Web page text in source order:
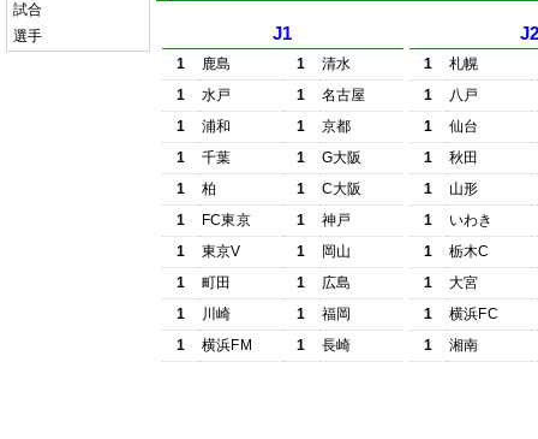
試合
選手
J1
1 鹿島 1
清水
1
水戸 1
名古屋
1
浦和 1
京都
1
千葉 1
G大阪
1
柏 1
C大阪
1
FC東京 1
神戸
1
東京V 1
岡山
1
町田 1
広島
1
川崎 1
福岡
1
横浜FM 1 長崎
1
札幌
1
八戸
1
仙台
1
秋田
1
山形
1
いわき
1
栃木C
1
大宮
1
横浜FC
1
湘南